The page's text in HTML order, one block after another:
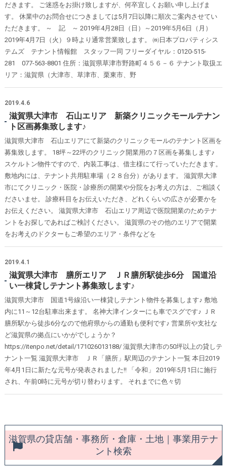
だきます。 ご迷惑をお掛け致しますが、何卒宜しくお願い申し上げま
す。 休業中のお問合せにつきましては5月7日以降に順次ご案内させてい
ただきます。 ～ 記 ～ 2019年4月28日（日）～2019年5月6日（月）
2019年4月7日（火）９時より通常営業致します。 ㈱日本プロパティシス
テムズ テナント情報館 スタッフ一同 フリーダイヤル：0120-515-
281 077-563-8801 住所：滋賀県草津市野路町４５６－６ テナント取扱エ
リア：滋賀県（大津市、草津市、栗東市、野
2019.4.6
滋賀県大津市 石山エリア 新築クリニックモールテナン
ト区画募集致します♪
滋賀県大津市 石山エリアにて新築のクリニックモールのテナント区画を
募集致します。 18坪～22坪のクリニック開業用の７区画を募集します♪
スケルトン物件ですので、内装工事は、借主様にて行っていただきます。
敷地内には、テナント共用駐車場（２８台分）があります。 滋賀県大津
市にてクリニック・医院・診療所の開業や分院をお考えの方は、ご相談く
ださいませ。 診療科目をお伝えいただき、どれくらいの広さが必要かを
お伝えください。 滋賀県大津市 石山エリア周辺で医院開業のためテナ
ントをお探しであればご検討ください。 滋賀県のその他のエリアで開業
をお考えのドクターもご希望のエリア・条件などを
2019.4.1
滋賀県大津市 膳所エリア ＪＲ膳所駅徒歩6分 国道沿
い一棟貸しテナント募集致します♪
滋賀県大津市 国道1号線沿い一棟貸しテナント物件を募集します♪ 敷地
内に11～12台駐車出来ます。 名神大津インターにも車でスグです♪ ＪＲ
膳所駅から徒歩6分なので他府県からの通勤も便利です♪ 営業所や支社な
ど滋賀県の拠点にいかがでしょうか？
https://itenpo.net/detail/171026013188/ 滋賀県大津市の50坪以上の貸しテ
ナント一覧 滋賀県大津市 ＪＲ「膳所」駅周辺のテナント一覧 本日2019
年4月1日に新たな元号が発表されました!! 「令和」 2019年5月1日に施行
され、午前0時に元号が切り替わります。 それまでに色々切
滋賀県の貸店舗・事務所・倉庫・土地｜事業用テナ
ント検索